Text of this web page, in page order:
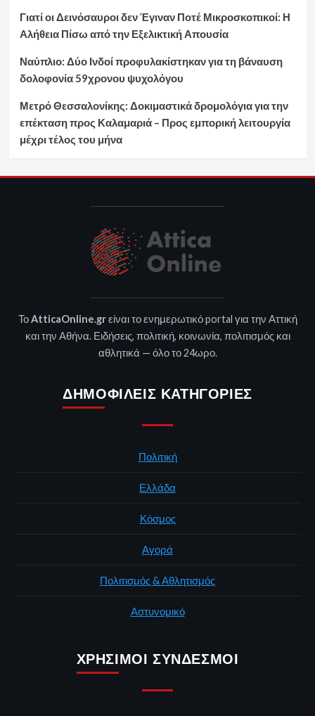
Γιατί οι Δεινόσαυροι δεν Έγιναν Ποτέ Μικροσκοπικοί: Η
Αλήθεια Πίσω από την Εξελικτική Απουσία
Ναύπλιο: Δύο Ινδοί προφυλακίστηκαν για τη βάναυση
δολοφονία 59χρονου ψυχολόγου
Μετρό Θεσσαλονίκης: Δοκιμαστικά δρομολόγια για την
επέκταση προς Καλαμαριά – Προς εμπορική λειτουργία
μέχρι τέλος του μήνα
ΤοAtticaOnline.grείναι το ενημερωτικό portal για την Αττική
και την Αθήνα. Ειδήσεις, πολιτική, κοινωνία, πολιτισμός και
αθλητικά — όλο το 24ωρο.
ΔΗΜΟΦΙΛΕΊΣ ΚΑΤΗΓΟΡΊΕΣ
Πολιτική
Ελλάδα
Κόσμος
Αγορά
Πολιτισμός & Αθλητισμός
Αστυνομικό
ΧΡΉΣΙΜΟΙ ΣΎΝΔΕΣΜΟΙ